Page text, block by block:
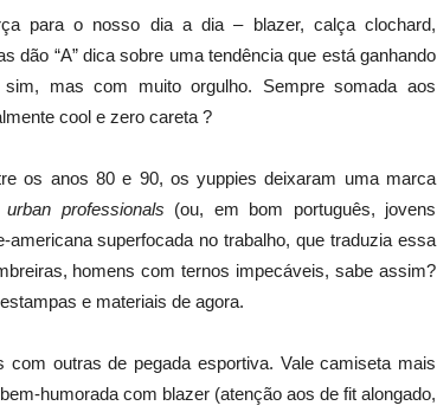
para o nosso dia a dia – blazer, calça clochard,
“A” dica sobre uma tendência que está ganhando
mas com muito orgulho. Sempre somada aos
cool e zero careta ?
os anos 80 e 90, os yuppies deixaram uma marca
urban professionals (ou, em bom português, jovens
superfocada no trabalho, que traduzia essa
homens com ternos impecáveis, sabe assim?
e materiais de agora.
outras de pegada esportiva. Vale camiseta mais
humorada com blazer (atenção aos de fit alongado,